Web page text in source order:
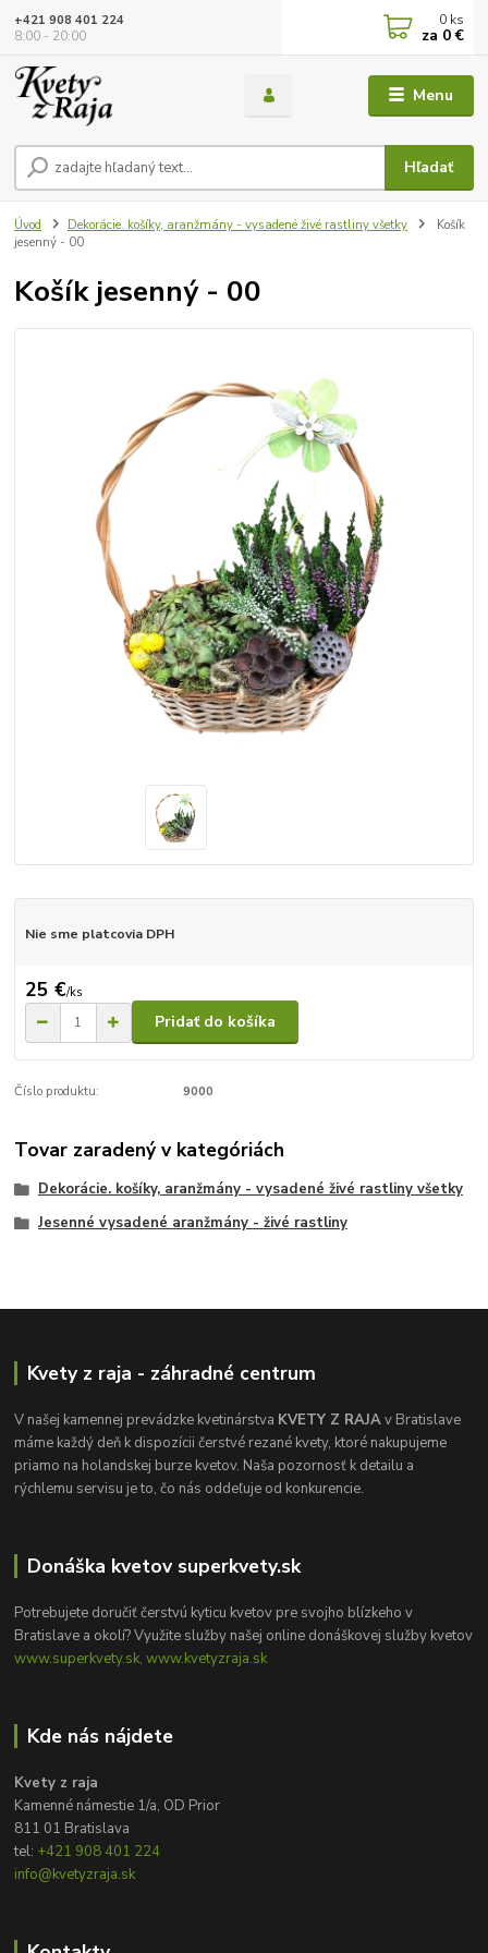
Menu
Hľadať
+421 908 401 224
8:00 - 20:00
0 ks
za 0 €
Úvod Dekorácie. košíky, aranžmány - vysadené živé rastliny všetky
Košík
jesenný - 00
Košík jesenný - 00
Nie sme platcovia DPH
25 €/ks
Pridať do košíka
Číslo produktu: 9000
Tovar zaradený v kategóriách
Dekorácie. košíky, aranžmány - vysadené živé rastliny všetky
Jesenné vysadené aranžmány - živé rastliny
Kvety z raja - záhradné centrum
V našej kamennej prevádzke kvetinárstva KVETY Z RAJAv Bratislave
máme každý deň k dispozícii čerstvé rezané kvety, ktoré nakupujeme
priamo na holandskej burze kvetov. Naša pozornosť k detailu a
rýchlemu servisu je to, čo nás oddeľuje od konkurencie.
Donáška kvetov superkvety.sk
Potrebujete doručiť čerstvú kyticu kvetov pre svojho blízkeho v
Bratislave a okolí? Využite služby našej online donáškovej služby kvetov
www.superkvety.sk, www.kvetyzraja.sk
Kde nás nájdete
Kvety z raja
Kamenné námestie 1/a, OD Prior
811 01 Bratislava
tel: +421 908 401 224
info@kvetyzraja.sk